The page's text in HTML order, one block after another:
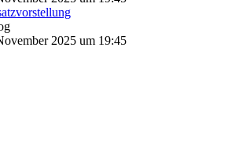
2025 um 19:45